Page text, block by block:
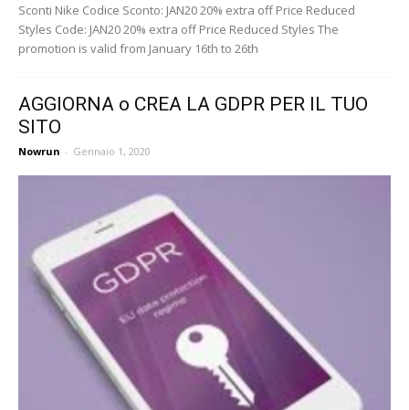
Sconti Nike Codice Sconto: JAN20 20% extra off Price Reduced
Styles Code: JAN20 20% extra off Price Reduced Styles The
promotion is valid from January 16th to 26th
AGGIORNA o CREA LA GDPR PER IL TUO
SITO
Nowrun - Gennaio 1, 2020